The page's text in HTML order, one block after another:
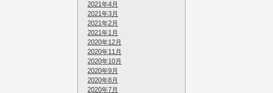
2021年4月
2021年3月
2021年2月
2021年1月
2020年12月
2020年11月
2020年10月
2020年9月
2020年8月
2020年7月